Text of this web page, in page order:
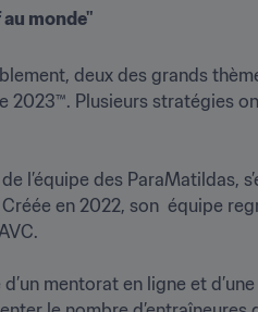
monde"
deux des grands
2023™. Plusieurs stratégies
l’équipe des ParaMatildas,
en 2022, son  équipe
mentorat en ligne et